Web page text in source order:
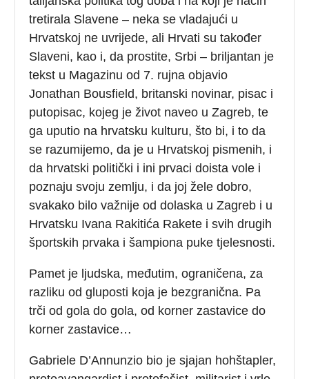
tretirala Slavene – neka se vladajući u
Hrvatskoj ne uvrijede, ali Hrvati su također
Slaveni, kao i, da prostite, Srbi – briljantan je
tekst u Magazinu od 7. rujna objavio
Jonathan Bousfield, britanski novinar, pisac i
putopisac, kojeg je život naveo u Zagreb, te
ga uputio na hrvatsku kulturu, što bi, i to da
se razumijemo, da je u Hrvatskoj pismenih, i
da hrvatski politički i ini prvaci doista vole i
poznaju svoju zemlju, i da joj žele dobro,
svakako bilo važnije od dolaska u Zagreb i u
Hrvatsku Ivana Rakitića Rakete i svih drugih
športskih prvaka i šampiona puke tjelesnosti.
Pamet je ljudska, međutim, ograničena, za
razliku od gluposti koja je bezgranična. Pa
trči od gola do gola, od korner zastavice do
korner zastavice…
Gabriele D’Annunzio bio je sjajan hohštapler,